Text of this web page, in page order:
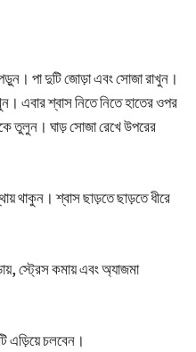
পা দুটি জোড়া এবং সোজা রাখুন।
এবার শ্বাস নিতে নিতে হাতের ওপর
তুলুন। ঘাড় সোজা রেখে উপরের
থাকুন। শ্বাস ছাড়তে ছাড়তে ধীরে
স্ট্রেস কমায় এবং অ্যাজমা
এড়িয়ে চলবেন।